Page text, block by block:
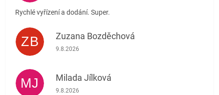
Rychlé vyřízení a dodání. Super.
ZB Zuzana Bozděchová
Hodnocení obchodu je 5 z 5 hvězdiček.
9.8.2026
MJ Milada Jílková
Hodnocení obchodu je 5 z 5 hvězdiček.
9.8.2026